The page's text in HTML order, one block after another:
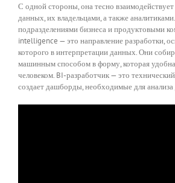
С одной стороны, она тесно
данных, их владельцами, а также
подразделениями бизнеса и продуктовыми
intelligence — это направление разработки,
которого в интерпретации данных. Они
машинным способом в форму, которая
человеком. BI-разработчик — это
создает дашборды, необходимые для